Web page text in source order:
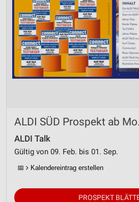
ALDI SÜD Prospekt ab
ALDI Talk
Gültig von 09. Feb. bis 01. Sep.
📅 Kalendereintrag erstellen
PROSPEKT